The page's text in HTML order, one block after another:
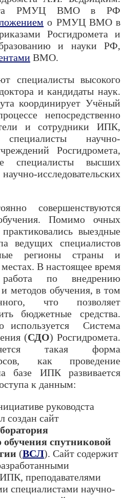
РМУЦ ВМО в РФ
о РМУЦ ВМО в
Росгидромета и
и науки РФ,
ВМО.
специалисты высокого
и кандидаты наук.
координирует Учёный
непосредственно
и сотрудники ИПК,
научно-
Росгидромета,
специалисты высших
исследовательских
совершенствуются
Помимо очных
выездные
ведущих специалистов
регионы страны и
В настоящее время
по внедрению
методов обучения, в том
что позволяет
бюджетные средства.
используется Система
(СДО) Росгидромета.
такая форма
как проведение
базе ИПК развивается
к данным:
руководста
создан сайт
обучения спутниковой
(ВСЛ). Сайт содержит
преподавателями
специалистами научно-